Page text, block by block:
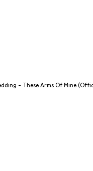
- These Arms Of Mine